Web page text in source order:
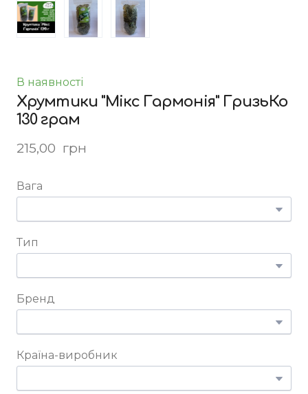
В наявності
Хрумтики "Мікс Гармонія" ГризьКо
130 грам
215,00  грн
Вага
Тип
Бренд
Країна-виробник